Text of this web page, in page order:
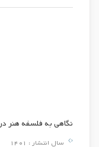
نگاهی به فلسفه هنر
سال انتشار : 1401